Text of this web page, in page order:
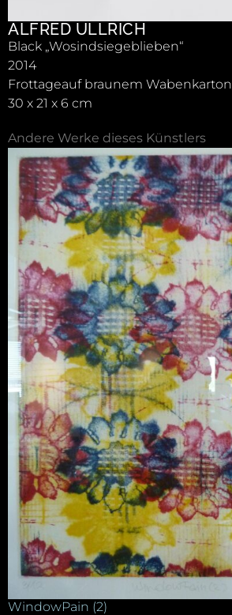
ALFRED ULLRICH
Black „Wosindsiegeblieben“
2014
Frottageauf braunem Wabenkarton
30 x 21 x 6 cm
Andere Werke dieses Künstlers
WindowPain (2)